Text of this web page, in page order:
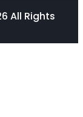
All Rights